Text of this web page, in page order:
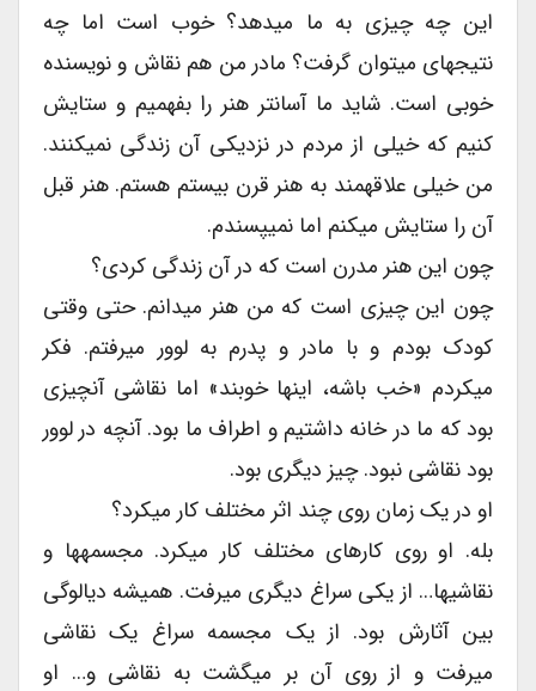
این چه چیزی به ما میدهد؟ خوب است اما چه
نتیجهای میتوان گرفت؟ مادر من هم نقاش و نویسنده
خوبی است. شاید ما آسانتر هنر را بفهمیم و ستایش
کنیم که خیلی از مردم در نزدیکی آن زندگی نمیکنند.
من خیلی علاقهمند به هنر قرن بیستم هستم. هنر قبل
آن را ستایش میکنم اما نمیپسندم.
چون این هنر مدرن است که در آن زندگی کردی؟
چون این چیزی است که من هنر میدانم. حتی وقتی
کودک بودم و با مادر و پدرم به لوور میرفتم. فکر
میکردم «خب باشه، اینها خوبند» اما نقاشی آنچیزی
بود که ما در خانه داشتیم و اطراف ما بود. آنچه در لوور
بود نقاشی نبود. چیز دیگری بود.
او در یک زمان روی چند اثر مختلف کار میکرد؟
بله. او روی کارهای مختلف کار میکرد. مجسمهها و
نقاشیها… از یکی سراغ دیگری میرفت. همیشه دیالوگی
بین آثارش بود. از یک مجسمه سراغ یک نقاشی
میرفت و از روی آن بر میگشت به نقاشی و… او